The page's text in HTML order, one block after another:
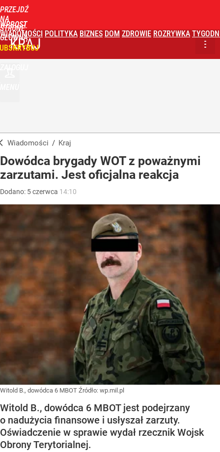
PRZEJDŹ
NA
STRONĘ
GŁÓWNĄ
WPROST
WIADOMOŚCI POLITYKA BIZNES DOM ZDROWIE ROZRYWKA
KRAJ
Wiadomości / Kraj
Dowódca brygady WOT z poważnymi
zarzutami. Jest oficjalna reakcja
Dodano: 5czerwca 14:10
Witold B., dowódca 6 MBOT Źródło: wp.mil.pl
Witold B., dowódca 6 MBOT jest podejrzany
o nadużycia finansowe i usłyszał zarzuty.
Oświadczenie w sprawie wydał rzecznik Wojsk
Obrony Terytorialnej.